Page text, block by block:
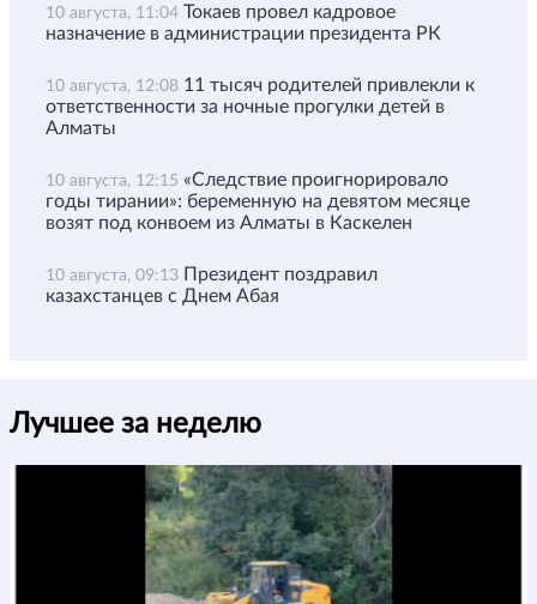
10 августа, 11:04 Токаев провел кадровое
назначение в администрации президента РК
10 августа, 12:08 11 тысяч родителей привлекли к
ответственности за ночные прогулки детей в
Алматы
10 августа, 12:15 «Следствие проигнорировало
годы тирании»: беременную на девятом месяце
возят под конвоем из Алматы в Каскелен
10 августа, 09:13 Президент поздравил
казахстанцев с Днем Абая
Лучшее за неделю